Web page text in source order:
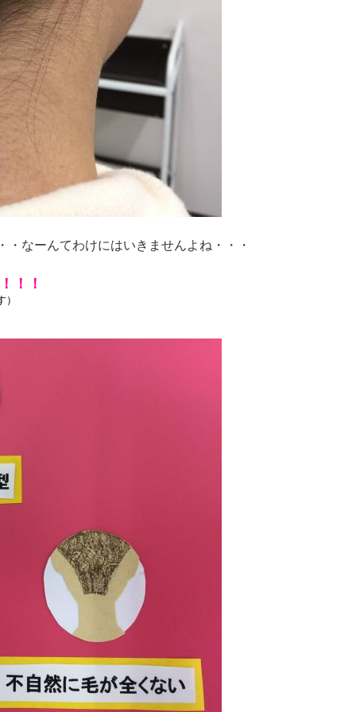
なーんてわけにはいきませんよね・・・
！！